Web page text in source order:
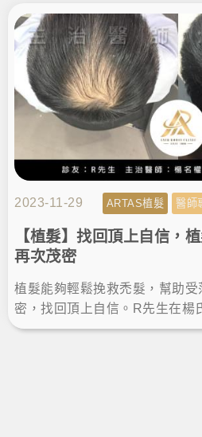
變得更年輕有型。
2023-11-29 ARTAS植髮 醫師
【植髮】找回頂上自信，
再次茂密
植髮能夠輕鬆挽救禿髮，幫助
密，找回頂上自信。R先生在楊
術解決煩惱，術後八個月的植